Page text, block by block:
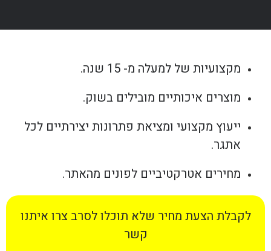
מקצועיות של למעלה מ- 15 שנה.
מוצרים איכותיים מובילים בשוק.
ייעוץ מקצועי ומציאת פתרונות יצירתיים לכל
אתגר.
מחירים אטרקטיביים לפונים מהאתר.
לקבלת הצעת מחיר שלא תוכלו לסרב צרו איתנו
קשר